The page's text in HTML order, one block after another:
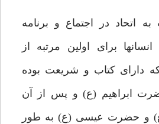
اتحاد در اجتماع و برنامه
براى اولین مرتبه از
داراى کتاب و شریعت بوده
ابراهیم (ع) و پس از آن
و حضرت عیسى (ع) به طور